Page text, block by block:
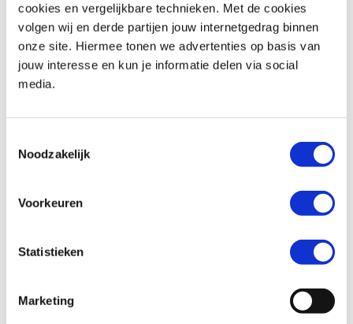
cookies en vergelijkbare technieken. Met de cookies
volgen wij en derde partijen jouw internetgedrag binnen
onze site. Hiermee tonen we advertenties op basis van
jouw interesse en kun je informatie delen via social
media.
Noodzakelijk
Voorkeuren
Statistieken
Marketing
Verwarmd
Motorhandschoenen
MotoPort aan het juiste adres. Er is een ruim assortiment
weersomstandigheden. Check het in de MotoPort webshop of kom langs